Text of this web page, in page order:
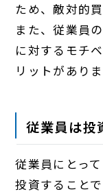
ため、敵対的
また、従業員
に対するモチ
リットがありま
従業員は投
従業員にとっ
投資すること